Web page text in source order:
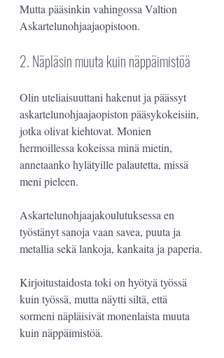
Mutta pääsinkin vahingossa Valtion
Askartelunohjaajaopistoon.
2. Näpläsin muuta kuin näppäimistöä
Olin uteliaisuuttani hakenut ja päässyt
askartelunohjaajaopiston pääsykokeisiin,
jotka olivat kiehtovat. Monien
hermoillessa kokeissa minä mietin,
annetaanko hylätyille palautetta, missä
meni pieleen.
Askartelunohjaajakoulutuksessa en
työstänyt sanoja vaan savea, puuta ja
metallia sekä lankoja, kankaita ja paperia.
Kirjoitustaidosta toki on hyötyä työssä
kuin työssä, mutta näytti siltä, että
sormeni näpläisivät monenlaista muuta
kuin näppäimistöä.